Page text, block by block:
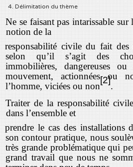
4. Délimitation du thème
Ne se faisant pas intarissable
notion de la
responsabilité civile du fait des
selon qu’il s’agit des
immobilières, dangereuses
mouvement, actionnées ou
l’homme, viciées ou non
[2]
.
Traiter de la responsabilité
dans l’ensemble et
prendre le cas des installations
son contour pratique, nous
très grande problématique qui
grand travail que nous ne